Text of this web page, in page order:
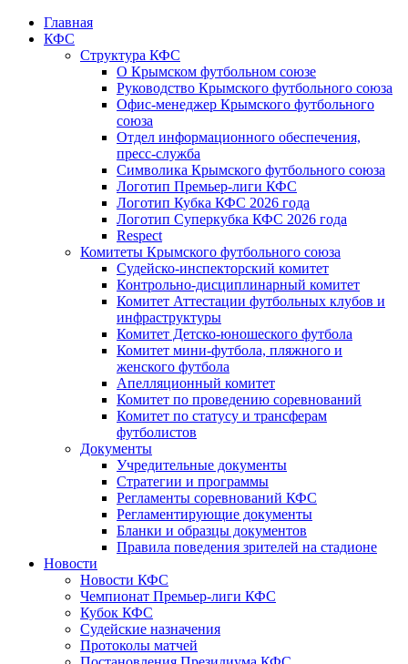
Главная
КФС
Структура КФС
О Крымском футбольном союзе
Руководство Крымского футбольного союза
Офис-менеджер Крымского футбольного
союза
Отдел информационного обеспечения,
пресс-служба
Символика Крымского футбольного союза
Логотип Премьер-лиги КФС
Логотип Кубка КФС 2026 года
Логотип Суперкубка КФС 2026 года
Respect
Комитеты Крымского футбольного союза
Судейско-инспекторский комитет
Контрольно-дисциплинарный комитет
Комитет Аттестации футбольных клубов и
инфраструктуры
Комитет Детско-юношеского футбола
Комитет мини-футбола, пляжного и
женского футбола
Апелляционный комитет
Комитет по проведению соревнований
Комитет по статусу и трансферам
футболистов
Документы
Учредительные документы
Стратегии и программы
Регламенты соревнований КФС
Регламентирующие документы
Бланки и образцы документов
Правила поведения зрителей на стадионе
Новости
Новости КФС
Чемпионат Премьер-лиги КФС
Кубок КФС
Судейские назначения
Протоколы матчей